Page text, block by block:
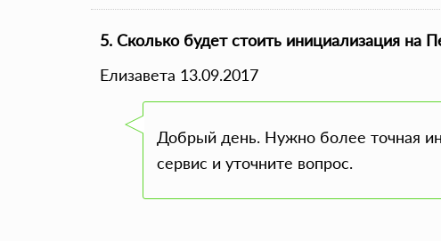
5. Сколько будет стоить инициализация на
Елизавета 13.09.2017
Добрый день. Нужно более точная
сервис и уточните вопрос.